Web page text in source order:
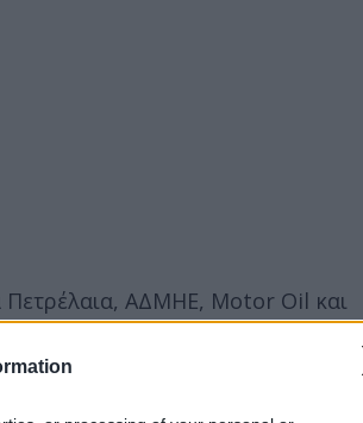
Πετρέλαια, ΑΔΜΗΕ, Motor Oil και
ΟΛΠ και ΔΕΗ. Ο Σαράντης έχασε